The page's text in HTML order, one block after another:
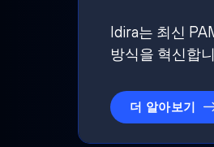
Idira는 최신
방식을 혁신합
더 알아보기